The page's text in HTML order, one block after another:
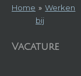
Home » Werken
bij
Vacature